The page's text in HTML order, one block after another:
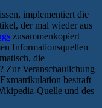
implementiert die
der mal wieder aus
zusammenkopiert
Informationsquellen
die
Zur Veranschaulichung
bestraft
Quelle und des